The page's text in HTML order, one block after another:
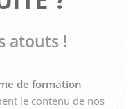
atouts !
de formation
le contenu de nos